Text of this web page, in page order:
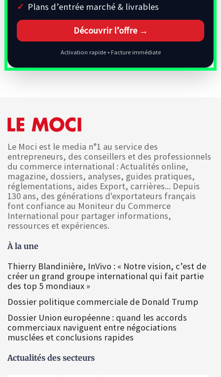
Plans d’entrée marché & livrables
Découvrir l’offre →
Activation rapide • Facture immédiate
Le Moci est le media n°1 au service des
entrepreneurs, des conseillers et des professionnels
du commerce international : Actualités online,
magazine, dossiers, analyses, guides pratiques,
réglementations, aides Export, carrières... Depuis
130 ans, des générations d'exportateurs français
font confiance au Moniteur du Commerce
International pour partager informations,
ressources et expériences.
À la une
Thierry Blandinière, InVivo : « Notre vision, c’est de
créer un grand groupe international qui fait partie
des top 5 mondiaux »
Dossier politique commerciale de Donald Trump
Dossier Union européenne : quand les accords
commerciaux naviguent entre négociations
musclées et conclusions rapides
Actualités des secteurs